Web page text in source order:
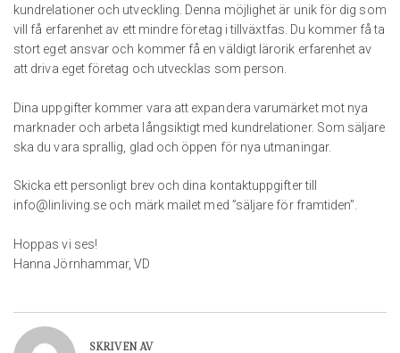
kundrelationer och utveckling. Denna möjlighet är unik för dig som
vill få erfarenhet av ett mindre företag i tillväxtfas. Du kommer få ta
stort eget ansvar och kommer få en väldigt lärorik erfarenhet av
att driva eget företag och utvecklas som person.
Dina uppgifter kommer vara att expandera varumärket mot nya
marknader och arbeta långsiktigt med kundrelationer. Som säljare
ska du vara sprallig, glad och öppen för nya utmaningar.
Skicka ett personligt brev och dina kontaktuppgifter till
info@linliving.se och märk mailet med ”säljare för framtiden”.
Hoppas vi ses!
Hanna Jörnhammar, VD
SKRIVEN AV